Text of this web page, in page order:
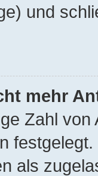
und
mehr
Zahl
als